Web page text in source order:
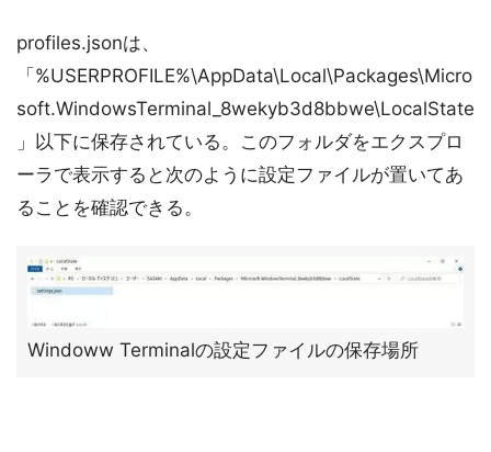
profiles.jsonは、
「%USERPROFILE%\AppData\Local\Packages\Micro
soft.WindowsTerminal_8wekyb3d8bbwe\LocalState
」以下に保存されている。このフォルダをエクスプロ
ーラで表示すると次のように設定ファイルが置いてあ
ることを確認できる。
Windoww Terminalの設定ファイルの保存場所